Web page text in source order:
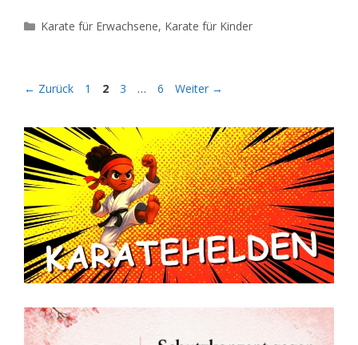
Kategorien
Karate für Erwachsene, Karate für Kinder
← Zurück Seite
1 Seite
2 Seite
3 … Seite
6 Weiter →